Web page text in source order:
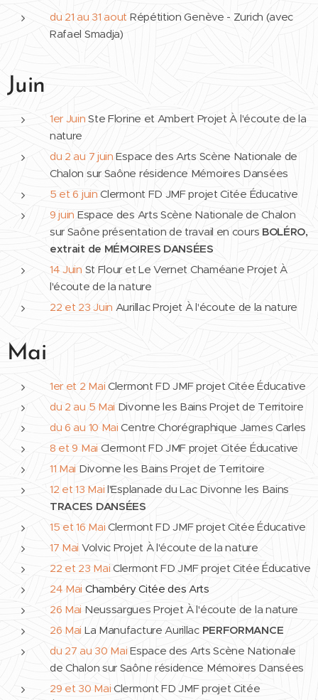
du 21 au 31 aout Répétition Genève - Zurich (avec
Rafael Smadja)
Juin
1er Juin Ste Florine et Ambert Projet À l'écoute de la
nature
du 2 au 7 juin Espace des Arts Scène Nationale de
Chalon sur Saône résidence Mémoires Dansées
5 et 6 juin Clermont FD JMF projet Citée Éducative
9 juin Espace des Arts Scène Nationale de Chalon
sur Saône présentation de travail en cours BOLÉRO,
extrait de MÉMOIRES DANSÉES
14 Juin St Flour et Le Vernet Chaméane Projet À
l'écoute de la nature
22 et 23 Juin Aurillac Projet À l'écoute de la nature
Mai
1er et 2 MaiClermont FD JMF projet Citée Éducative
du 2 au 5 Mai Divonne les Bains Projet de Territoire
du 6 au 10 MaiCentre Chorégraphique James Carles
8 et 9 Mai Clermont FD JMF projet Citée Éducative
11 Mai Divonne les Bains Projet de Territoire
12 et 13 Mai l'Esplanade du Lac Divonne les Bains
TRACES DANSÉES
15 et 16 Mai Clermont FD JMF projet Citée Éducative
17 Mai Volvic Projet À l'écoute de la nature
22 et 23 Mai Clermont FD JMF projet Citée Éducative
24 Mai Chambéry Citée des Arts
26 Mai Neussargues Projet À l'écoute de la nature
26 Mai La Manufacture AurillacPERFORMANCE
du 27 au 30 Mai Espace des Arts Scène Nationale
de Chalon sur Saône résidence Mémoires Dansées
29 et 30 Mai Clermont FD JMF projet Citée